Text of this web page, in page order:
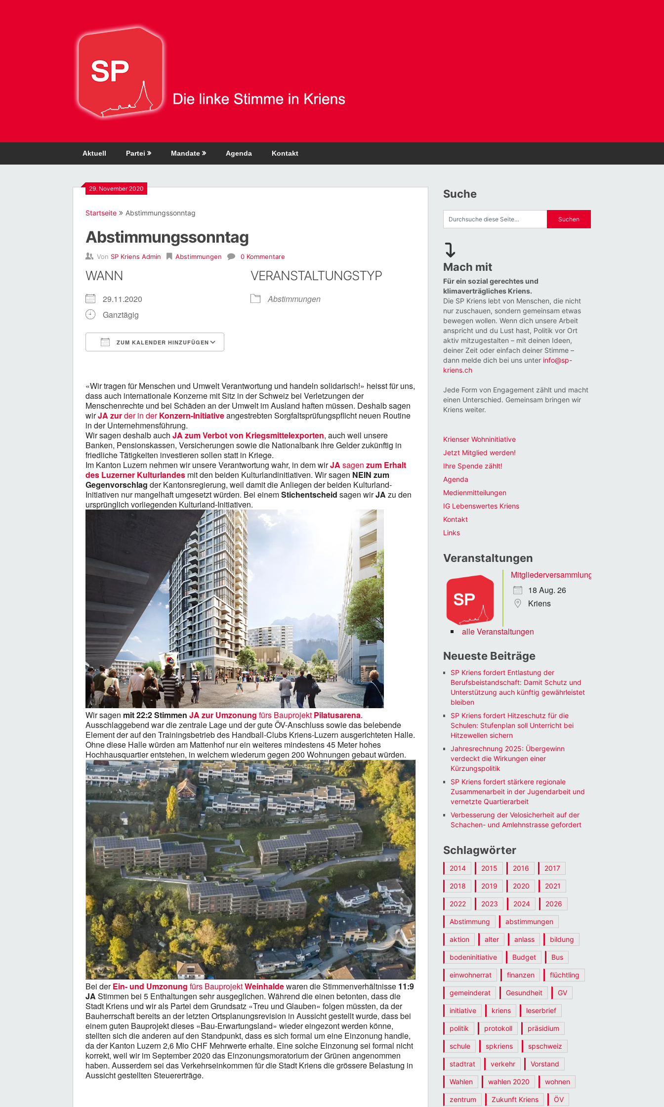
Aktuell Partei Mandate Agenda Kontakt
29. November 2020
Startseite Abstimmungssonntag
Abstimmungssonntag
Von SP Kriens Admin Abstimmungen 0 Kommentare
WANN
29.11.2020
Ganztägig
ZUM KALENDER HINZUFÜGEN
Office 365
VERANSTALTUNGSTYP
Abstimmungen
«Wir tragen für Menschen und Umwelt Verantwortung und handeln solidarisch!» heisst für uns,
dass auch internationale Konzerne mit Sitz in der Schweiz bei Verletzungen der
Menschenrechte und bei Schäden an der Umwelt im Ausland haften müssen. Deshalb sagen
wirJA zurder in derKonzern-Initiativeangestrebten Sorgfaltsprüfungspflicht neuen Routine
in der Unternehmensführung.
Wir sagen deshalb auch JA zum Verbot von Kriegsmittelexporten, auch weil unsere
Banken, Pensionskassen, Versicherungen sowie die Nationalbank ihre Gelder zukünftig in
friedliche Tätigkeiten investieren sollen statt in Kriege.
Im Kanton Luzern nehmen wir unsere Verantwortung wahr, in dem wirJA sagen zum Erhalt
des Luzerner Kulturlandes mit den beiden Kulturlandinitiativen. Wir sagen NEIN zum
Gegenvorschlag der Kantonsregierung, weil damit die Anliegen der beiden Kulturland-
Initiativen nur mangelhaft umgesetzt würden. Bei einemStichentscheid sagen wirJA zu den
ursprünglich vorliegenden Kulturland-Initiativen.
Wir sagen mit 22:2 Stimmen JA zur Umzonung fürs Bauprojekt Pilatusarena.
Ausschlaggebend war die zentrale Lage und der gute ÖV-Anschluss sowie das belebende
Element der auf den Trainingsbetrieb des Handball-Clubs Kriens-Luzern ausgerichteten Halle.
Ohne diese Halle würden am Mattenhof nur ein weiteres mindestens 45 Meter hohes
Hochhausquartier entstehen, in welchem wiederum gegen 200 Wohnungen gebaut würden.
Bei derEin- und Umzonung fürs BauprojektWeinhaldewaren die Stimmenverhältnisse 11:9
JA Stimmen bei 5 Enthaltungen sehr ausgeglichen. Während die einen betonten, dass die
Stadt Kriens und wir als Partei dem Grundsatz «Treu und Glauben» folgen müssten, da der
Bauherrschaft bereits an der letzten Ortsplanungsrevision in Aussicht gestellt wurde, dass bei
einem guten Bauprojekt dieses «Bau-Erwartungsland» wieder eingezont werden könne,
stellten sich die anderen auf den Standpunkt, dass es sich formal um eine Einzonung handle,
da der Kanton Luzern 2,6 Mio CHF Mehrwerte erhalte. Eine solche Einzonung sei formal nicht
korrekt, weil wir im September 2020 das Einzonungsmoratorium der Grünen angenommen
haben. Ausserdem sei das Verkehrseinkommen für die Stadt Kriens die grössere Belastung in
Aussicht gestellten Steuererträge.
Suche
Mach mit
Für ein sozial gerechtes und
klimaverträgliches Kriens.
Die SP Kriens lebt von Menschen, die nicht
nur zuschauen, sondern gemeinsam etwas
bewegen wollen. Wenn dich unsere Arbeit
anspricht und du Lust hast, Politik vor Ort
aktiv mitzugestalten – mit deinen Ideen,
deiner Zeit oder einfach deiner Stimme –
dann melde dich bei uns unter info@sp-
kriens.ch
Jede Form von Engagement zählt und macht
einen Unterschied. Gemeinsam bringen wir
Kriens weiter.
Krienser Wohninitiative
Jetzt Mitglied werden!
Ihre Spende zählt!
Agenda
Medienmitteilungen
IG Lebenswertes Kriens
Kontakt
Links
Veranstaltungen
Mitgliederversammlung
18 Aug. 26
Kriens
alle Veranstaltungen
Neueste Beiträge
SP Kriens fordert Entlastung der
Berufsbeistandschaft: Damit Schutz und
Unterstützung auch künftig gewährleistet
bleiben
SP Kriens fordert Hitzeschutz für die
Schulen: Stufenplan soll Unterricht bei
Hitzewellen sichern
Jahresrechnung 2025: Übergewinn
verdeckt die Wirkungen einer
Kürzungspolitik
SP Kriens fordert stärkere regionale
Zusammenarbeit in der Jugendarbeit und
vernetzte Quartierarbeit
Verbesserung der Velosicherheit auf der
Schachen- und Amlehnstrasse gefordert
Schlagwörter
2014 2015 2016 2017
2018 2019 2020 2021
2022 2023 2024 2026
Abstimmung abstimmungen
aktion alter anlass bildung
bodeninitiative Budget Bus
einwohnerrat finanzen flüchtling
gemeinderat Gesundheit GV
initiative kriens leserbrief
politik protokoll präsidium
schule spkriens spschweiz
stadtrat verkehr Vorstand
Wahlen wahlen 2020 wohnen
zentrum Zukunft Kriens ÖV